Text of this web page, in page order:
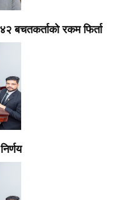
बचतकर्ताको रकम फिर्ता